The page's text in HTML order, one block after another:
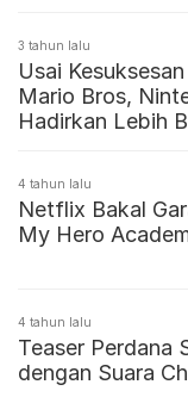
3 tahun lalu
Usai
Mario Bros,
Hadirkan Lebih
4 tahun lalu
Netflix Bakal
My Hero
4 tahun lalu
Teaser Perdana
dengan Suara